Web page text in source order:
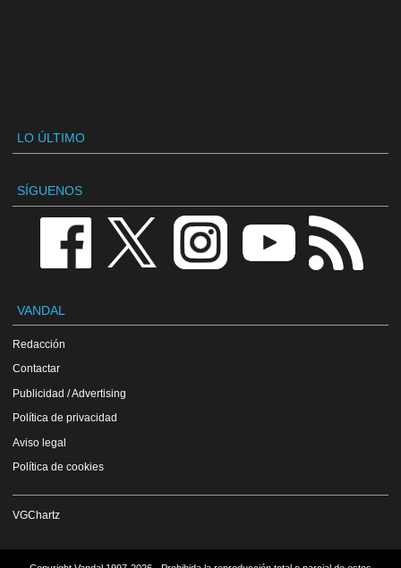
LO ÚLTIMO
SÍGUENOS
VANDAL
Redacción
Contactar
Publicidad / Advertising
Política de privacidad
Aviso legal
Política de cookies
VGChartz